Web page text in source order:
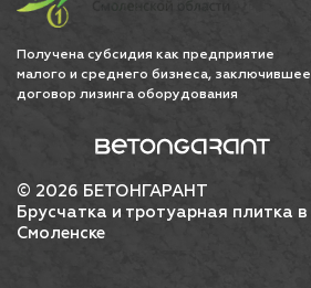
© 2026 БЕТОНГАРАНТ
Брусчатка и тротуарная плитка в
Смоленске
Получена субсидия как предприятие
малого и среднего бизнеса, заключившее
договор лизинга оборудования